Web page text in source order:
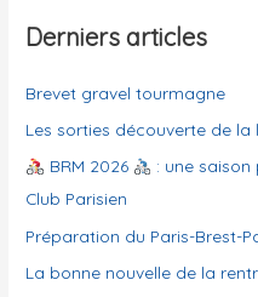
g
r
i
e
s
Derniers articles
Brevet gravel tourmagne
Les sorties découverte de
BRM 2026
: une saison
Club Parisien
Préparation du Paris-Brest-
La bonne nouvelle de la